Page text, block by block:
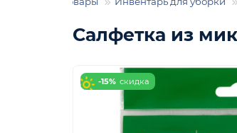
Салфетка из
-15%